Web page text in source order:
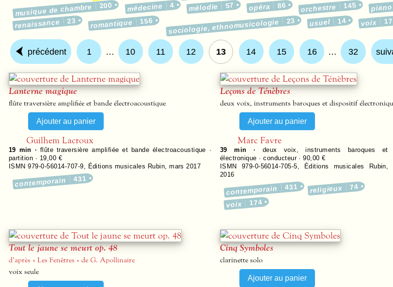
musique de chambre 200 médecine 4 mélodie 57 opéra 86 orchestre 145 piano
renaissance 23 romantique 156 sociologie, ethnomusicologie 23 usuel 14 voix
précédent 1 … 10 11 12 13 14 15 16 … 32
Lanterne magique
flûte traversière amplifiée et bande électroacoustique
Guilhem Lacroux
19 min · flûte traversière amplifiée et bande électroacoustique ·
partition · 19,00 €
ISMN 979-0-56014-707-9
Éditions musicales Rubin ,mars 2017
contemporain 431
Leçons de Ténèbres
deux voix, instruments baroques et dispositif
Marc Favre
39 min · deux voix, instruments baroques et
électronique · conducteur · 90,00 €
ISMN 979-0-56014-705-5
Éditions musicales Rubin ,
2016
contemporain 431 religieux 74
voix 174
Tout le jaune se meurt op. 48
d’après « Les Fenêtres » de G. Apollinaire
voix seule
Cinq Symboles
clarinette solo